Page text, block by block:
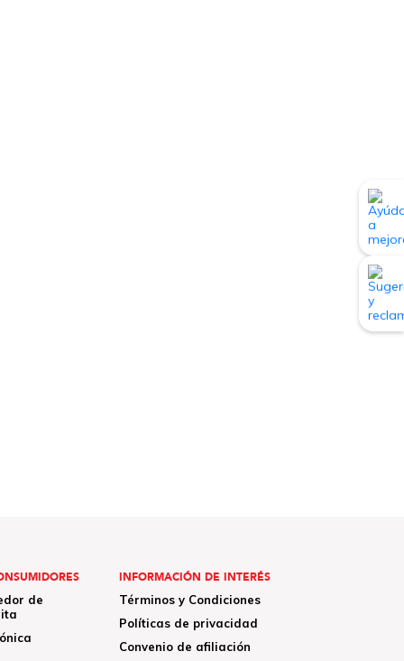
de
INFORMACIÓN DE INTERÉS
Términos y Condiciones
Políticas de privacidad
Convenio de afiliación